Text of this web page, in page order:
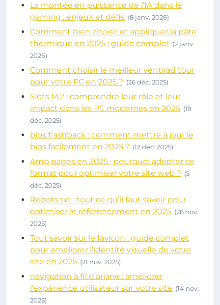
La montée en puissance de l’IA dans le
gaming : enjeux et défis (8 janv. 2026)
Comment bien choisir et appliquer la pâte
thermique en 2025 : guide complet (2 janv.
2026)
Comment choisir le meilleur ventirad tour
pour votre PC en 2025 ? (26 déc. 2025)
Slots M.2 : comprendre leur rôle et leur
impact dans les PC modernes en 2025 (19
déc. 2025)
bios flashback : comment mettre à jour le
bios facilement en 2025 ? (12 déc. 2025)
Amp pages en 2025 : pourquoi adopter ce
format pour optimiser votre site web ? (5
déc. 2025)
Robots.txt : tout ce qu’il faut savoir pour
optimiser le référencement en 2025 (28 nov.
2025)
Tout savoir sur le favicon : guide complet
pour améliorer l’identité visuelle de votre
site en 2025 (21 nov. 2025)
navigation à fil d’ariane : améliorer
l’expérience utilisateur sur votre site (14 nov.
2025)